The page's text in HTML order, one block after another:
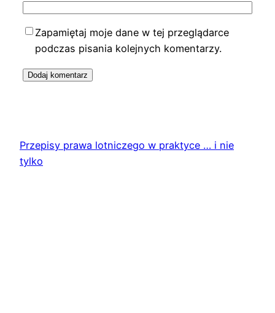
Zapamiętaj moje dane w tej przeglądarce
podczas pisania kolejnych komentarzy.
Przepisy prawa lotniczego w praktyce … i nie
tylko